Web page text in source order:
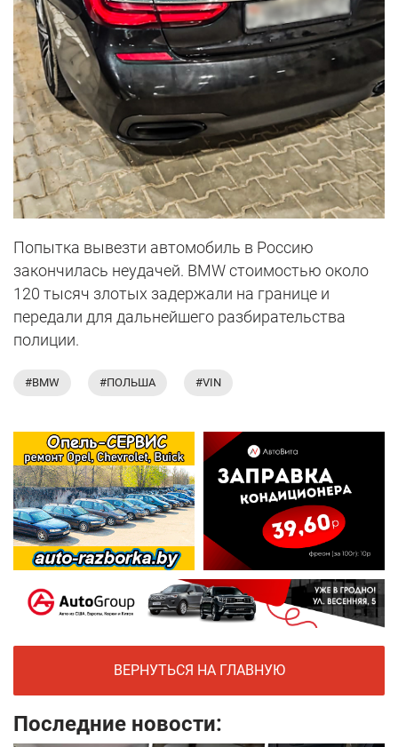
Попытка вывезти автомобиль в Россию
закончилась неудачей. BMW стоимостью около
120 тысяч злотых задержали на границе и
передали для дальнейшего разбирательства
полиции.
#BMW #ПОЛЬША #VIN
ВЕРНУТЬСЯ НА ГЛАВНУЮ
Последние новости: